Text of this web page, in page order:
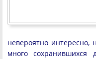
невероятно интересно,
много сохранившихся